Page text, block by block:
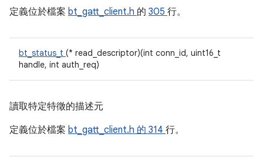
定義位於檔案 bt_gatt_client.h 的 305 行。
bt_status_t (* read_descriptor)(int conn_id, uint16_t
handle, int auth_req)
讀取特定特徵的描述元
定義位於檔案 bt_gatt_client.h 的 314 行。